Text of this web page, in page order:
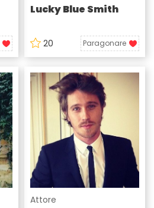
Lucky Blue Smith
20 Paragonare
Attore